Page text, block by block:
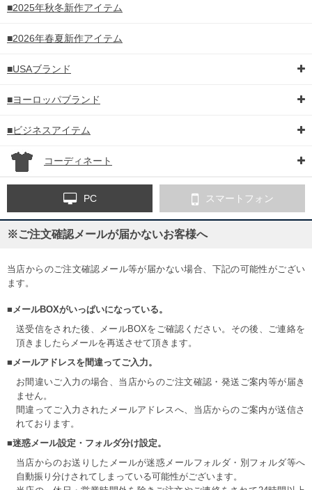
■2025年秋冬新作アイテム
■2026年春夏新作アイテム
■USAブランド
■ヨーロッパブランド
■ビジネスアイテム
コーディネート
PC スマートフォン
※ご注文確認メールが届かないお客様へ
当店からのご注文確認メール等が届かない場合、下記の可能性がござい
ます。
■メールBOXがいっぱいになっている。
送受信をされた後、メールBOXをご確認ください。その後、ご連絡を
頂きましたらメールを再送させて頂きます。
■メールアドレスを間違ってご入力。
お間違いご入力の場合、当店からのご注文確認・発送ご案内等が届き
ません。
間違ってご入力されたメールアドレスへ、当店からのご案内が送信さ
れております。
■迷惑メール設定・フォルダ分け設定。
当店からのお送りしたメールが迷惑メールフォルダ・別フォルダ等へ
自動振り分けされてしまっている可能性がございます。